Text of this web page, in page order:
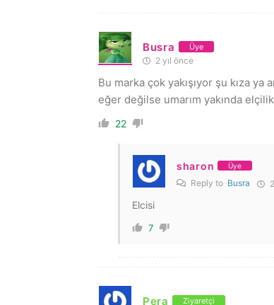
Busra Üye
2 yıl önce
Bu marka çok yakışıyor şu kıza
eğer değilse umarım yakında
22
sharon Üye
Reply to Busra
Elcisi
7
Pera Ziyaretçi